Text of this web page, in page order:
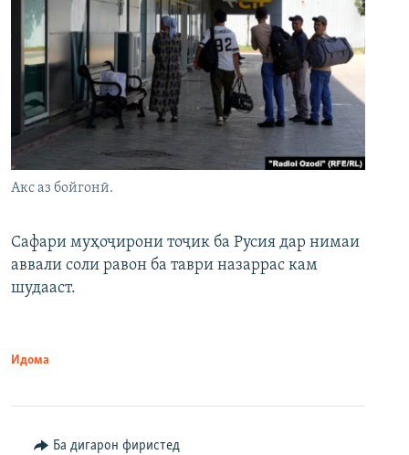
Акс аз бойгонӣ.
Сафари муҳоҷирони тоҷик ба Русия дар нимаи
аввали соли равон ба таври назаррас кам
шудааст.
Идома
Ба дигарон фиристед